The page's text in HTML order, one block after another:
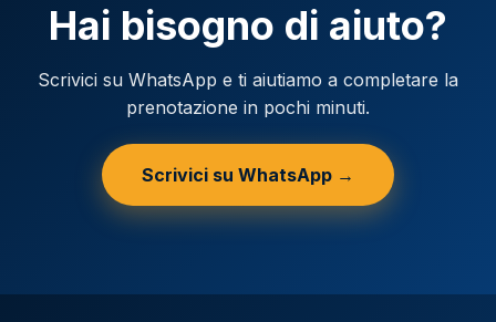
Hai bisogno di aiuto?
Scrivici su WhatsApp e ti aiutiamo a completare la
prenotazione in pochi minuti.
Scrivici su WhatsApp →